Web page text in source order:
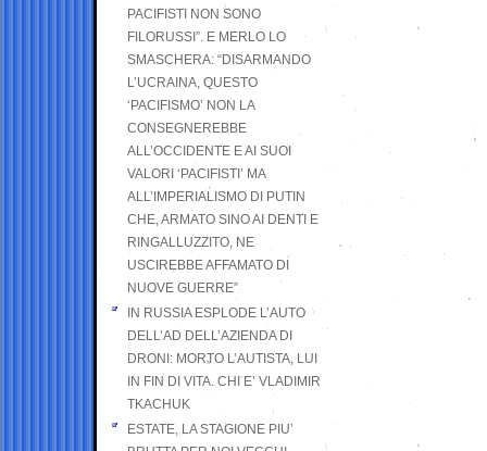
PACIFISTI NON SONO
FILORUSSI”. E MERLO LO
SMASCHERA: “DISARMANDO
L’UCRAINA, QUESTO
‘PACIFISMO’ NON LA
CONSEGNEREBBE
ALL’OCCIDENTE E AI SUOI
VALORI ‘PACIFISTI’ MA
ALL’IMPERIALISMO DI PUTIN
CHE, ARMATO SINO AI DENTI E
RINGALLUZZITO, NE
USCIREBBE AFFAMATO DI
NUOVE GUERRE”
IN RUSSIA ESPLODE L’AUTO
DELL’AD DELL’AZIENDA DI
DRONI: MORTO L’AUTISTA, LUI
IN FIN DI VITA. CHI E’ VLADIMIR
TKACHUK
ESTATE, LA STAGIONE PIU’